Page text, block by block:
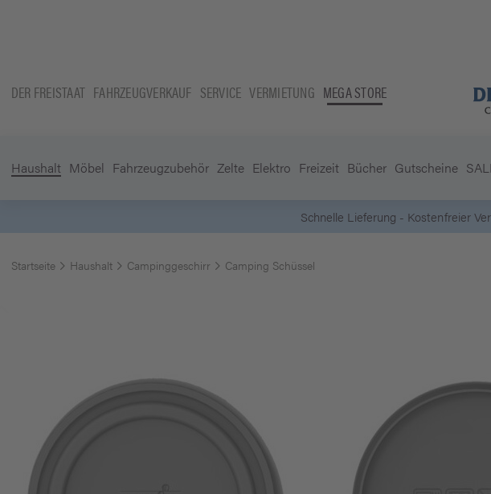
DER FREISTAAT FAHRZEUGVERKAUF SERVICE VERMIETUNG MEGA STORE
Haushalt Möbel Fahrzeugzubehör Zelte Elektro Freizeit Bücher Gutscheine
5 Euro
Startseite Haushalt Campinggeschirr Camping Schüssel